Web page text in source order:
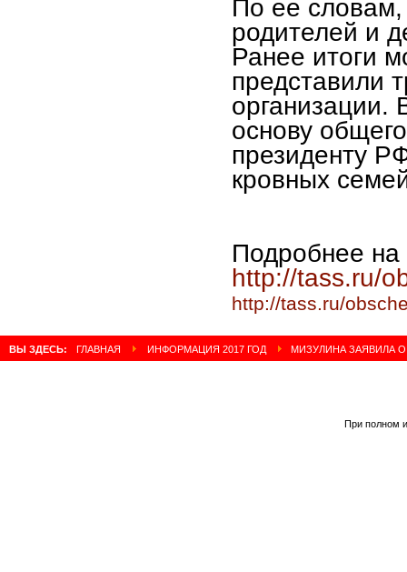
По ее
родителей и
Ранее итоги
представили
организации.
основу
президенту
кровных
Подробнее
http://tass.ru/
http://tass.ru/
ВЫ ЗДЕСЬ: ГЛАВНАЯ ИНФОРМАЦИЯ 2017 ГОД МИЗУЛИНА ЗАЯВИЛА
При полном